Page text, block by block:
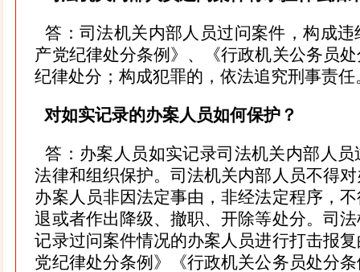
答：司法机关内部人员过问案件，构成
产党纪律处分条例》、《行政机关公务员
纪律处分；构成犯罪的，依法追究刑事责任
对如实记录的办案人员如何保护？
答：办案人员如实记录司法机关内部人
法律和组织保护。司法机关内部人员不得
办案人员非因法定事由，非经法定程序，
退或者作出降级、撤职、开除等处分。司
记录过问案件情况的办案人员进行打击报
党纪律处分条例》《行政机关公务员处分